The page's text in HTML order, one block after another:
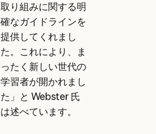
取り組みに関する明
確なガイドラインを
提供してくれまし
た。これにより、ま
ったく新しい世代の
学習者が開かれまし
た」と Webster 氏
は述べています。